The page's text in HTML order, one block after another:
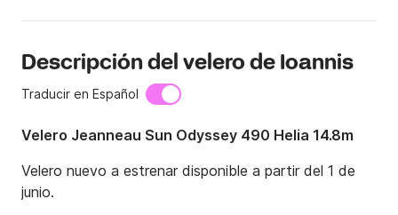
Descripción del velero de Ioannis
Traducir en Español
Velero Jeanneau Sun Odyssey 490 Helia 14.8m
Velero nuevo a estrenar disponible a partir del 1 de
junio.